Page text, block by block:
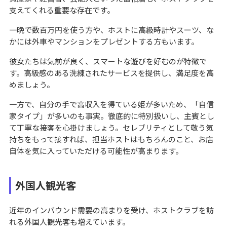
支えてくれる重要な存在です。
一晩で数百万円を使う方や、ホストに高級時計やスーツ、な
かには外車やマンションをプレゼントする方もいます。
彼女たちは気前が良く、スマートな遊びを好むのが特徴で
す。高級感のある洗練されたサービスを提供し、満足度を高
めましょう。
一方で、自分の手で高収入を得ている姫が多いため、「自信
家タイプ」が多いのも事実。徹底的に特別扱いし、主賓とし
て丁寧な接客を心掛けましょう。セレブリティとして敬う気
持ちをもって接すれば、担当ホストはもちろんのこと、お店
自体を気に入っていただける可能性が高まります。
外国人観光客
近年のインバウンド需要の高まりを受け、ホストクラブを訪
れる外国人観光客も増えています。